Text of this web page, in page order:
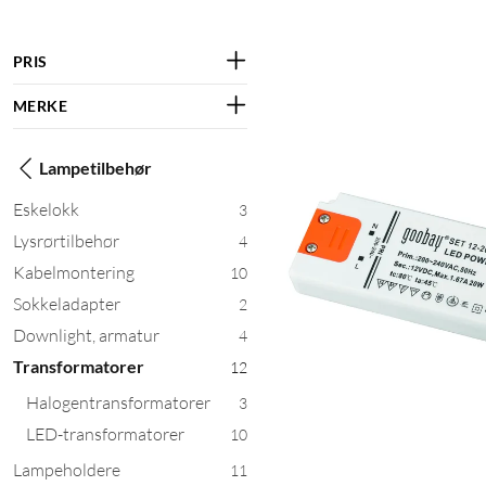
PRIS
MERKE
Lampetilbehør
Eskelokk 3
Lysrørtilbehør 4
Kabelmontering 10
Sokkeladapter 2
Downlight, armatur 4
Transformatorer 12
Halogentransformatorer 3
LED-transformatorer 10
Lampeholdere 11